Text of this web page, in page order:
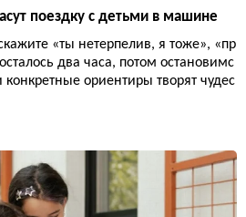
поездку с детьми в машине
«ты нетерпелив, я тоже», «пр
два часа, потом остановимс
ориентиры творят чудес